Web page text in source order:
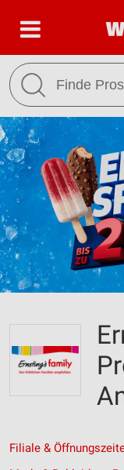
Filiale &